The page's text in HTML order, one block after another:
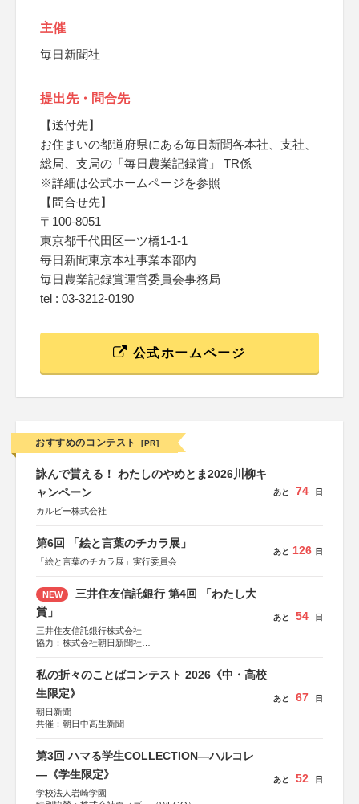
主催
毎日新聞社
提出先・問合先
【送付先】
お住まいの都道府県にある毎日新聞各本社、支社、
総局、支局の「毎日農業記録賞」 TR係
※詳細は公式ホームページを参照
【問合せ先】
〒100-8051
東京都千代田区一ツ橋1-1-1
毎日新聞東京本社事業本部内
毎日農業記録賞運営委員会事務局
tel : 03-3212-0190
公式ホームページ
おすすめのコンテスト [PR]
詠んで貰える！ わたしのやめとま2026川柳キ
ャンペーン
カルビー株式会社
あと 74 日
第6回 「絵と言葉のチカラ展」
「絵と言葉のチカラ展」実行委員会
あと 126 日
NEW
三井住友信託銀行 第4回 「わたし大
賞」
三井住友信託銀行株式会社
協力：株式会社朝日新聞社
あと 54 日
私の折々のことばコンテスト 2026《中・高校
生限定》
朝日新聞
共催：朝日中高生新聞
あと 67 日
第3回 ハマる学生COLLECTION―ハルコレ
―《学生限定》
学校法人岩崎学園
あと 52 日